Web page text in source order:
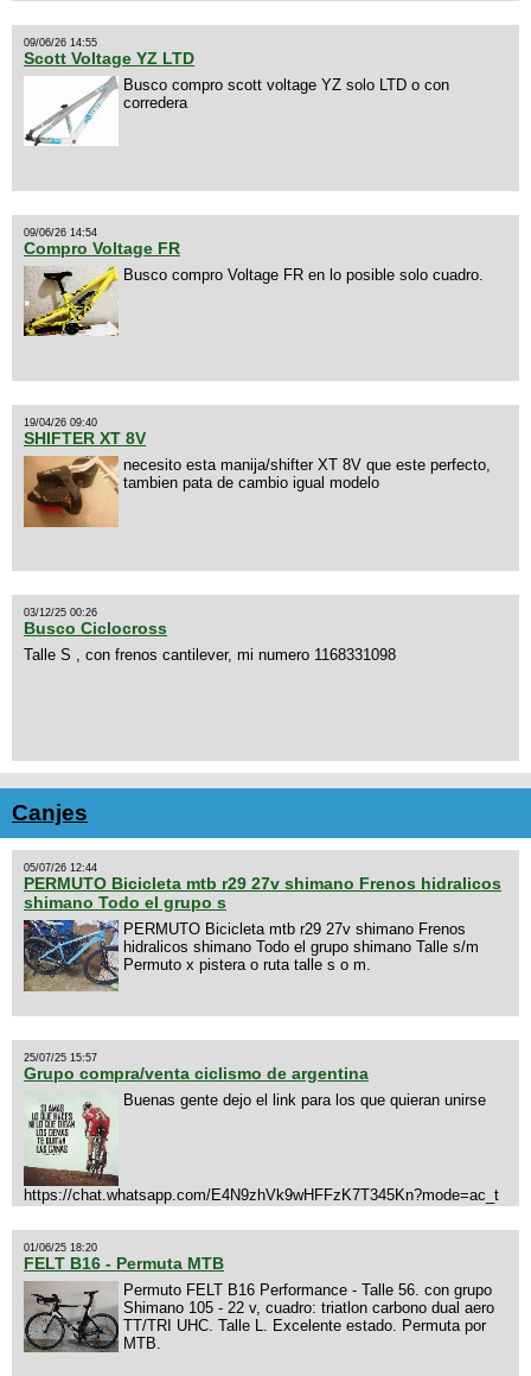
09/06/26 14:55
Scott Voltage YZ LTD
Busco compro scott voltage YZ solo LTD o con
corredera
09/06/26 14:54
Compro Voltage FR
Busco compro Voltage FR en lo posible solo cuadro.
19/04/26 09:40
SHIFTER XT 8V
necesito esta manija/shifter XT 8V que este perfecto,
tambien pata de cambio igual modelo
03/12/25 00:26
Busco Ciclocross
Talle S , con frenos cantilever, mi numero 1168331098
Canjes
05/07/26 12:44
PERMUTO Bicicleta mtb r29 27v shimano Frenos hidralicos
shimano Todo el grupo s
PERMUTO Bicicleta mtb r29 27v shimano Frenos
hidralicos shimano Todo el grupo shimano Talle s/m
Permuto x pistera o ruta talle s o m.
25/07/25 15:57
Grupo compra/venta ciclismo de argentina
Buenas gente dejo el link para los que quieran unirse
https://chat.whatsapp.com/E4N9zhVk9wHFFzK7T345Kn?mode=ac_t
01/06/25 18:20
FELT B16 - Permuta MTB
Permuto FELT B16 Performance - Talle 56. con grupo
Shimano 105 - 22 v, cuadro: triatlon carbono dual aero
TT/TRI UHC. Talle L. Excelente estado. Permuta por
MTB.